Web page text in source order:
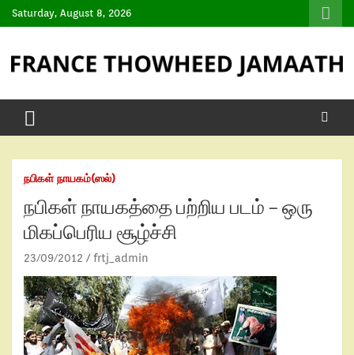
Saturday, August 8, 2026
நபிகள் நாயகம்(ஸல்)
நபிகள் நாயகத்தை பற்றிய படம் – ஒரு
மிகப்பெரிய சூழ்ச்சி
23/09/2012 frtj_admin